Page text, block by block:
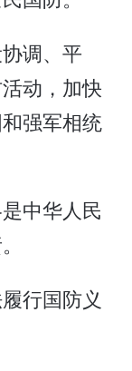
调、平
动，加快
强军相统
中华人民
行国防义